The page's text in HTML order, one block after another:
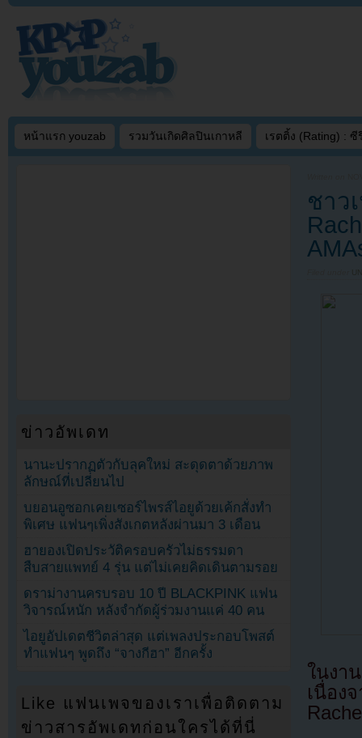
หน้าแรก youzab รวมวันเกิดศิลปินเกาหลี เรตติ้ง (Rating) : ซี
ชาว
ในงา
เนื่อง
ข่าวอัพเดท
นานะปรากฏตัวกับลุคใหม่ สะดุดตาด้วยภาพ
ลักษณ์ที่เปลี่ยนไป
บยอนอูซอกเคยเซอร์ไพรส์ไอยูด้วยเค้กสั่งทำ
พิเศษ แฟนๆเพิ่งสังเกตหลังผ่านมา 3 เดือน
ฮายองเปิดประวัติครอบครัวไม่ธรรมดา
สืบสายแพทย์ 4 รุ่น แต่ไม่เคยคิดเดินตามรอย
ดราม่างานครบรอบ 10 ปี BLACKPINK แฟน
วิจารณ์หนัก หลังจำกัดผู้ร่วมงานแค่ 40 คน
ไอยูอัปเดตชีวิตล่าสุด แต่เพลงประกอบโพสต์
ทำแฟนๆ พูดถึง “จางกีฮา” อีกครั้ง
Like แฟนเพจของเราเพื่อติดตาม
ข่าวสารอัพเดทก่อนใครได้ที่นี่